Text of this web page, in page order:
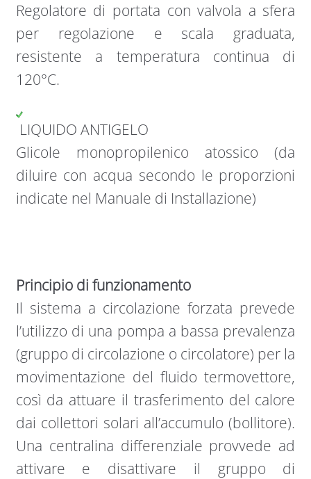
Regolatore di portata con valvola a sfera
per regolazione e scala graduata,
resistente a temperatura continua di
120°C.
LIQUIDO ANTIGELO
Glicole monopropilenico atossico (da
diluire con acqua secondo le proporzioni
indicate nel Manuale di Installazione)
Principio di funzionamento
Il sistema a circolazione forzata prevede
l’utilizzo di una pompa a bassa prevalenza
(gruppo di circolazione o circolatore) per la
movimentazione del fluido termovettore,
così da attuare il trasferimento del calore
dai collettori solari all’accumulo (bollitore).
Una centralina differenziale provvede ad
attivare e disattivare il gruppo di